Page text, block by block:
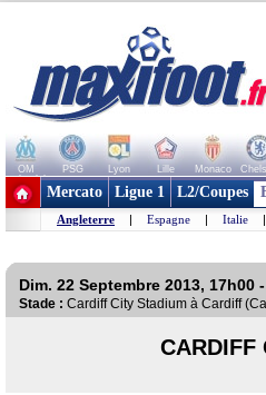
OM PSG Lyon Lille Monaco
+ de clubs
Mercato Ligue 1 L2/Coupes
Angleterre | Espagne | Italie |
Dim. 22 Septembre 2013, 17h00
Stade : Cardiff City Stadium à Cardiff
CARDIFF